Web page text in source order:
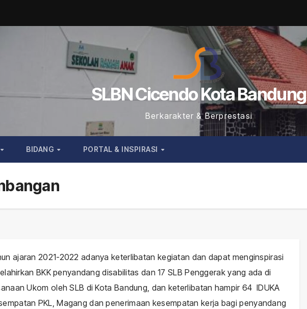
SLBN Cicendo Kota Bandung
Berkarakter & Berprestasi
BIDANG PORTAL & INSPIRASI
ajaran 2021-2022 adanya keterlibatan kegiatan dan dapat menginspirasi
BKK penyandang disabilitas dan 17 SLB Penggerak yang ada di
Ukom oleh SLB di Kota Bandung, dan keterlibatan hampir 64 IDUKA
PKL, Magang dan penerimaan kesempatan kerja bagi penyandang